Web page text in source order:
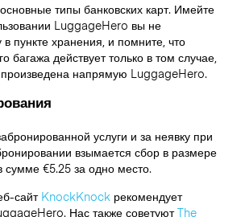
типы банковских карт. Имейте
LuggageHero вы не
в пункте хранения, и помните, что
багажа действует только в том случае,
напрямую LuggageHero.
услуги и за неявку при
взымается сбор в размере
сумме €5.25 за одно место.
сайт KnockKnockрекомендует
Нас также советуютThe